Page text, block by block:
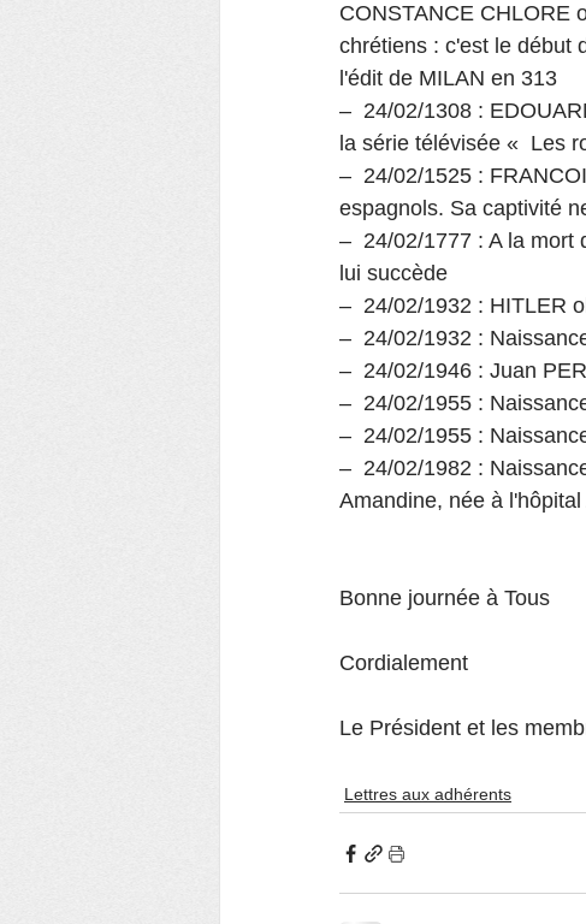
CONSTANCE CHLORE
chrétiens : c'est le début
l'édit de MILAN en 313
–  24/02/1308 :
la série télévisée «  Les
–  24/02/1525 :
espagnols. Sa captivité
–  24/02/1777 : A la mort
lui succède
–  24/02/1932 : HITLER
–  24/02/1932 :
–  24/02/1946 : Juan
–  24/02/1955 :
–  24/02/1955 :
–  24/02/1982 :
Amandine, née à
Bonne journée à Tous
Cordialement
Le Président et les
Lettres aux adhérents